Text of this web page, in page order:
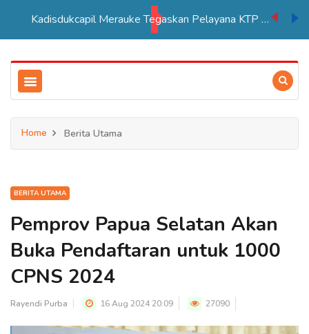
Kadisdukcapil Merauke Tegaskan Pelayana KTP Sesuai SOP
Home Berita Utama
BERITA UTAMA
Pemprov Papua Selatan Akan
Buka Pendaftaran untuk 1000
CPNS 2024
Rayendi Purba 16 Aug 2024 20:09 27090